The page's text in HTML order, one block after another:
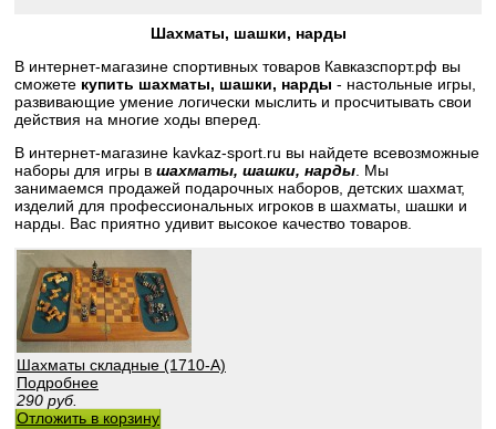
Шахматы, шашки, нарды
В интернет-магазине спортивных товаров Кавказспорт.рф вы
сможете купить шахматы, шашки, нарды - настольные игры,
развивающие умение логически мыслить и просчитывать свои
действия на многие ходы вперед.
В интернет-магазине kavkaz-sport.ru вы найдете всевозможные
наборы для игры в шахматы, шашки, нарды. Мы
занимаемся продажей подарочных наборов, детских шахмат,
изделий для профессиональных игроков в шахматы, шашки и
нарды. Вас приятно удивит высокое качество товаров.
Шахматы складные (1710-А)
Подробнее
290 руб.
Отложить в корзину